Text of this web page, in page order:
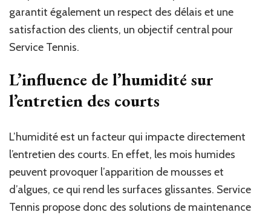
garantit également un respect des délais et une
satisfaction des clients, un objectif central pour
Service Tennis.
L’influence de l’humidité sur
l’entretien des courts
L’humidité est un facteur qui impacte directement
l’entretien des courts. En effet, les mois humides
peuvent provoquer l’apparition de mousses et
d’algues, ce qui rend les surfaces glissantes. Service
Tennis propose donc des solutions de maintenance